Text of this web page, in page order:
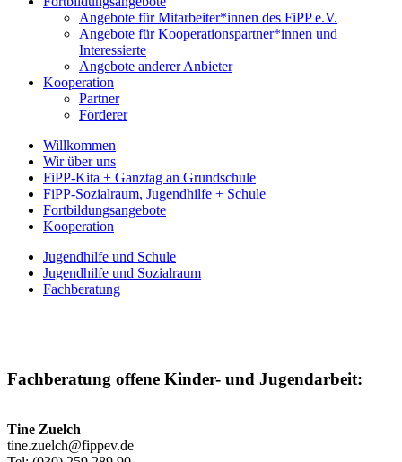
Angebote für Mitarbeiter*innen des FiPP e.V.
Angebote für Kooperationspartner*innen und
Interessierte
Angebote anderer Anbieter
Kooperation
Partner
Förderer
Willkommen
Wir über uns
FiPP-Kita + Ganztag an Grundschule
FiPP-Sozialraum, Jugendhilfe + Schule
Fortbildungsangebote
Kooperation
Jugendhilfe und Schule
Jugendhilfe und Sozialraum
Fachberatung
Fachberatung offene Kinder- und Jugendarbeit:
Tine Zuelch
tine.zuelch@fippev.de